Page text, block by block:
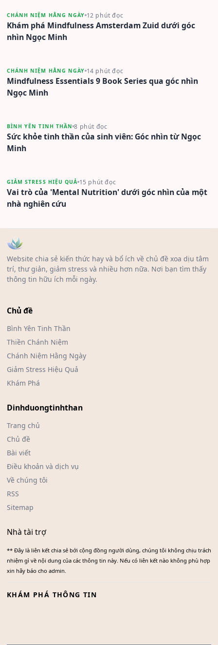
CHÁNH NIỆM HẰNG NGÀY 12 phút đọc
Khám phá Mindfulness Amsterdam Zuid dưới góc
nhìn Ngọc Minh
CHÁNH NIỆM HẰNG NGÀY 14 phút đọc
Mindfulness Essentials 9 Book Series qua góc nhìn
Ngọc Minh
BÌNH YÊN TINH THẦN 8 phút đọc
Sức khỏe tinh thần của sinh viên: Góc nhìn từ Ngọc
Minh
GIẢM STRESS HIỆU QUẢ 15 phút đọc
Vai trò của 'Mental Nutrition' dưới góc nhìn của một
nhà nghiên cứu
Website chia sẻ kiến thức hay và bổ ích về chủ đề xoa dịu tâm
trí, thư giản, giảm stress và nhiều hơn nữa. Nơi bạn tìm thấy
thông tin hữu ích mỗi ngày.
Chủ đề
Bình Yên Tinh Thần
Thiền Chánh Niệm
Chánh Niệm Hằng Ngày
Giảm Stress Hiệu Quả
Khám Phá
Dinhduongtinhthan
Trang chủ
Chủ đề
Bài viết
Điều khoản và dịch vụ
Về chúng tôi
RSS
Sitemap
Nhà tài trợ
** Đây là liên kết chia sẻ bới cộng đồng người dùng, chúng tôi không chịu trách
nhiệm gì về nội dung của các thông tin này. Nếu có liên kết nào không phù hợp
xin hãy báo cho admin.
KHÁM PHÁ THÔNG TIN